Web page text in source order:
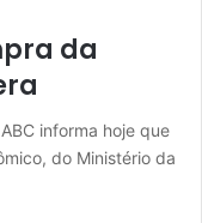
da
informa hoje que
do Ministério da